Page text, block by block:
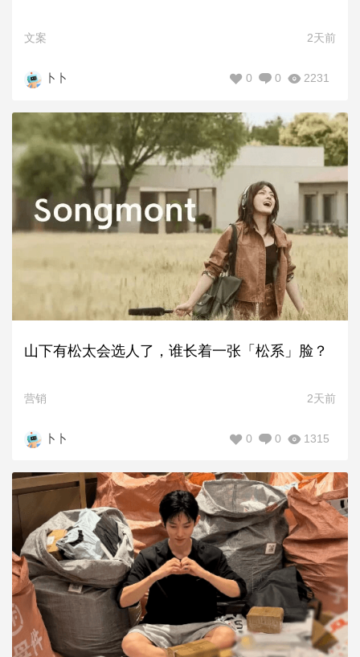
文案 2天前
卜卜 2231
0
0
山下有松太会选人了，谁长着一张「松系」脸？
营销 2天前
卜卜 1315
0
0